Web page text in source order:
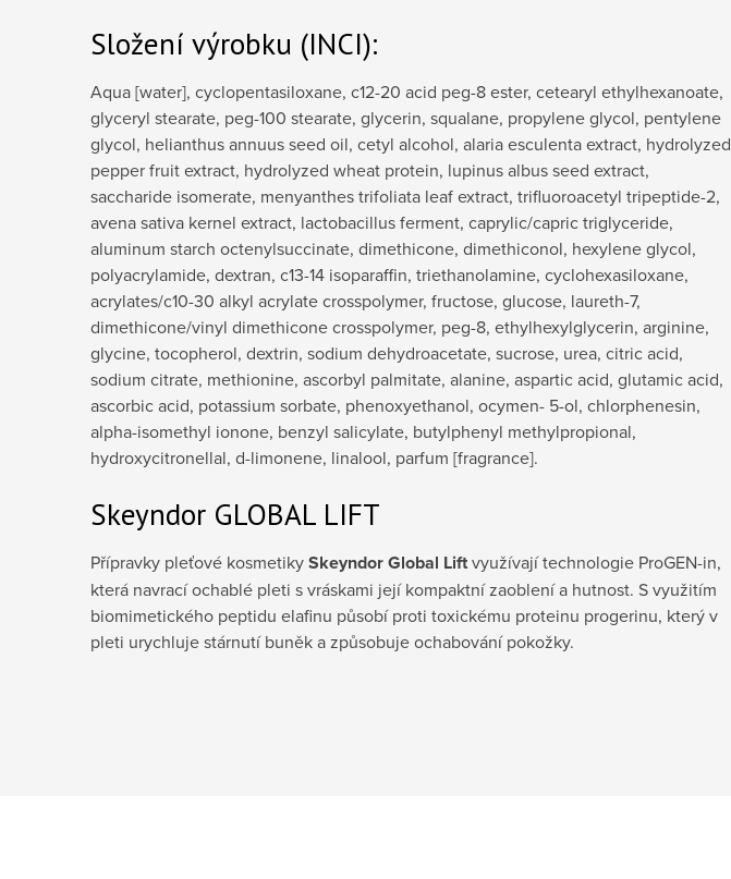
Složení výrobku (INCI):
Aqua [water], cyclopentasiloxane, c12-20 acid peg-8 ester, cetearyl ethylhexanoate,
glyceryl stearate, peg-100 stearate, glycerin, squalane, propylene glycol, pentylene
glycol, helianthus annuus seed oil, cetyl alcohol, alaria esculenta extract, hydrolyzed
pepper fruit extract, hydrolyzed wheat protein, lupinus albus seed extract,
saccharide isomerate, menyanthes trifoliata leaf extract, trifluoroacetyl tripeptide-2,
avena sativa kernel extract, lactobacillus ferment, caprylic/capric triglyceride,
aluminum starch octenylsuccinate, dimethicone, dimethiconol, hexylene glycol,
polyacrylamide, dextran, c13-14 isoparaffin, triethanolamine, cyclohexasiloxane,
acrylates/c10-30 alkyl acrylate crosspolymer, fructose, glucose, laureth-7,
dimethicone/vinyl dimethicone crosspolymer, peg-8, ethylhexylglycerin, arginine,
glycine, tocopherol, dextrin, sodium dehydroacetate, sucrose, urea, citric acid,
sodium citrate, methionine, ascorbyl palmitate, alanine, aspartic acid, glutamic acid,
ascorbic acid, potassium sorbate, phenoxyethanol, ocymen- 5-ol, chlorphenesin,
alpha-isomethyl ionone, benzyl salicylate, butylphenyl methylpropional,
hydroxycitronellal, d-limonene, linalool, parfum [fragrance].
Skeyndor GLOBAL LIFT
Přípravky pleťové kosmetikySkeyndor Global Liftvyužívají technologie ProGEN-in,
která navrací ochablé pleti s vráskami její kompaktní zaoblení a hutnost. S využitím
biomimetického peptidu elafinu působí proti toxickému proteinu progerinu, který v
pleti urychluje stárnutí buněk a způsobuje ochabování pokožky.